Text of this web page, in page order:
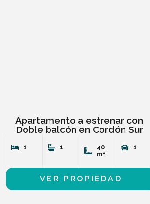
Apartamento a estrenar con
Doble balcón en Cordón Sur
1 1
40
m²
1
VER PROPIEDAD